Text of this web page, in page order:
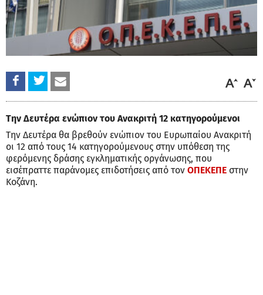
Την Δευτέρα ενώπιον του Ανακριτή 12 κατηγορούμενοι
Την Δευτέρα θα βρεθούν ενώπιον του Ευρωπαίου Ανακριτή
οι 12 από τους 14 κατηγορούμενους στην υπόθεση της
φερόμενης δράσης εγκληματικής οργάνωσης, που
εισέπραττε παράνομες επιδοτήσεις από τον ΟΠΕΚΕΠΕ στην
Κοζάνη.